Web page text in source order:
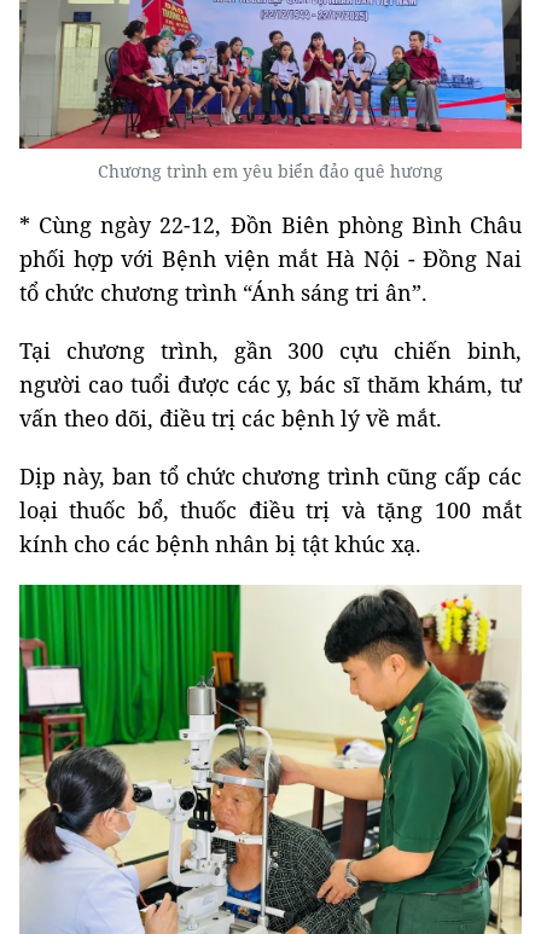
Chương trình em yêu biển đảo quê hương
* Cùng ngày 22-12, Đồn Biên phòng Bình Châu
phối hợp với Bệnh viện mắt Hà Nội - Đồng Nai
tổ chức chương trình “Ánh sáng tri ân”.
Tại chương trình, gần 300 cựu chiến binh,
người cao tuổi được các y, bác sĩ thăm khám, tư
vấn theo dõi, điều trị các bệnh lý về mắt.
Dịp này, ban tổ chức chương trình cũng cấp các
loại thuốc bổ, thuốc điều trị và tặng 100 mắt
kính cho các bệnh nhân bị tật khúc xạ.